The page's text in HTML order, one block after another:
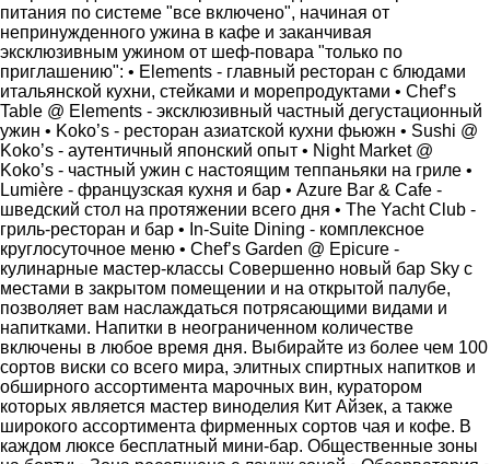
питания по системе "все включено", начиная от
непринужденного ужина в кафе и заканчивая
эксклюзивным ужином от шеф-повара "только по
приглашению": • Elements - главный ресторан с блюдами
итальянской кухни, стейками и морепродуктами • Chef’s
Table @ Elements - эксклюзивный частный дегустационный
ужин • Koko’s - ресторан азиатской кухни фьюжн • Sushi @
Koko’s - аутентичный японский опыт • Night Market @
Koko’s - частный ужин с настоящим теппаньяки на гриле •
Lumière - французская кухня и бар • Azure Bar & Cafe -
шведский стол на протяжении всего дня • The Yacht Club -
гриль-ресторан и бар • In-Suite Dining - комплексное
круглосуточное меню • Chef’s Garden @ Epicure -
кулинарные мастер-классы Совершенно новый бар Sky с
местами в закрытом помещении и на открытой палубе,
позволяет вам наслаждаться потрясающими видами и
напитками. Напитки в неограниченном количестве
включены в любое время дня. Выбирайте из более чем 100
сортов виски со всего мира, элитных спиртных напитков и
обширного ассортимента марочных вин, куратором
которых является мастер виноделия Кит Айзек, а также
широкого ассортимента фирменных сортов чая и кофе. В
каждом люксе бесплатный мини-бар. Общественные зоны